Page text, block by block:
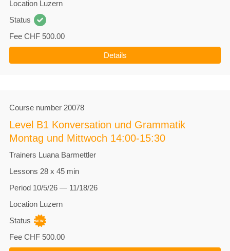
Location Luzern
Status
Fee CHF 500.00
Details
Course number 20078
Level B1 Konversation und Grammatik
Montag und Mittwoch 14:00-15:30
Trainers Luana Barmettler
Lessons 28 x 45 min
Period 10/5/26 — 11/18/26
Location Luzern
Status
Fee CHF 500.00